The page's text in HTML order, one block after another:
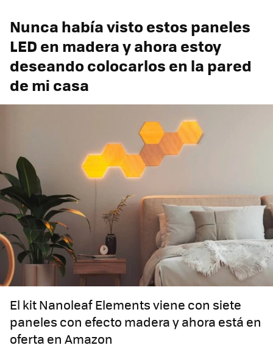
Nunca había visto estos paneles
LED en madera y ahora estoy
deseando colocarlos en la pared
de mi casa
El kit Nanoleaf Elements viene con siete
paneles con efecto madera y ahora está en
oferta en Amazon